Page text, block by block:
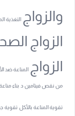
والزواج
التغذية
الزواج
الزواج
المناعة ضد
من نقص فيتامين د بناء
تقوية المناعة بالأكل تقوية